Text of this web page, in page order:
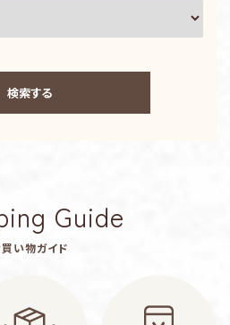
検索する
Guide
い物ガイド